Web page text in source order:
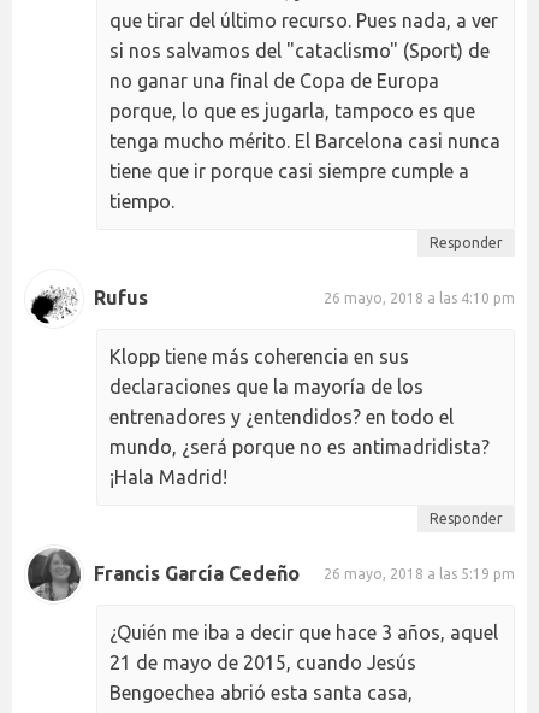
que tirar del último recurso. Pues nada, a ver
si nos salvamos del "cataclismo" (Sport) de
no ganar una final de Copa de Europa
porque, lo que es jugarla, tampoco es que
tenga mucho mérito. El Barcelona casi nunca
tiene que ir porque casi siempre cumple a
tiempo.
Responder
Rufus 26 mayo, 2018 a las 4:10 pm
Klopp tiene más coherencia en sus
declaraciones que la mayoría de los
entrenadores y ¿entendidos? en todo el
mundo, ¿será porque no es antimadridista?
¡Hala Madrid!
Responder
Francis García Cedeño 26 mayo, 2018 a las 5:19 pm
¿Quién me iba a decir que hace 3 años, aquel
21 de mayo de 2015, cuando Jesús
Bengoechea abrió esta santa casa,